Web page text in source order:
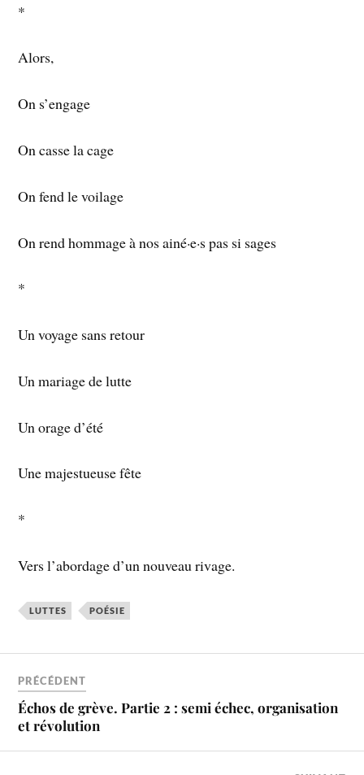
*
Alors,
On s’engage
On casse la cage
On fend le voilage
On rend hommage à nos ainé·e·s pas si sages
*
Un voyage sans retour
Un mariage de lutte
Un orage d’été
Une majestueuse fête
*
Vers l’abordage d’un nouveau rivage.
LUTTES POÉSIE
PRÉCÉDENT
Échos de grève. Partie 2 : semi échec, organisation
et révolution